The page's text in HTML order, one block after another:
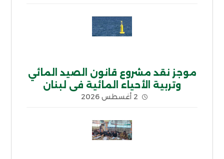
موجز نقد مشروع قانون الصيد المائي
وتربية الأحياء المائية في لبنان
2 أغسطس 2026